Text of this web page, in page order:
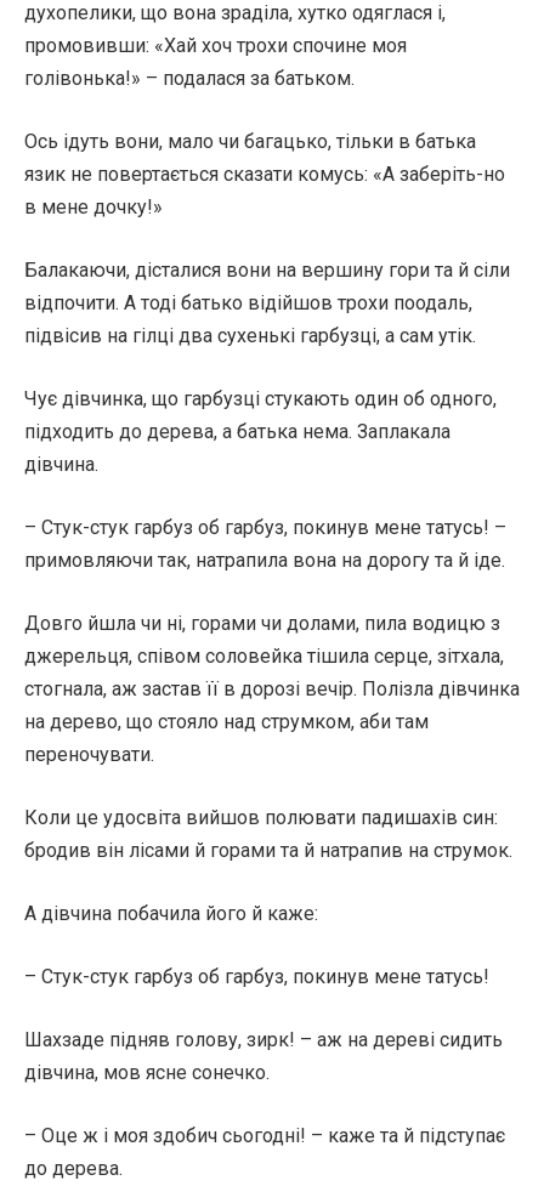
духопелики, що вона зраділа, хутко одяглася і,
промовивши: «Хай хоч трохи спочине моя
голівонька!» – подалася за батьком.
Ось ідуть вони, мало чи багацько, тільки в батька
язик не повертається сказати комусь: «А заберіть-но
в мене дочку!»
Балакаючи, дісталися вони на вершину гори та й сіли
відпочити. А тоді батько відійшов трохи поодаль,
підвісив на гілці два сухенькі гарбузці, а сам утік.
Чує дівчинка, що гарбузці стукають один об одного,
підходить до дерева, а батька нема. Заплакала
дівчина.
– Стук-стук гарбуз об гарбуз, покинув мене татусь! –
примовляючи так, натрапила вона на дорогу та й іде.
Довго йшла чи ні, горами чи долами, пила водицю з
джерельця, співом соловейка тішила серце, зітхала,
стогнала, аж застав її в дорозі вечір. Полізла дівчинка
на дерево, що стояло над струмком, аби там
переночувати.
Коли це удосвіта вийшов полювати падишахів син:
бродив він лісами й горами та й натрапив на струмок.
А дівчина побачила його й каже:
– Стук-стук гарбуз об гарбуз, покинув мене татусь!
Шахзаде підняв голову, зирк! – аж на дереві сидить
дівчина, мов ясне сонечко.
– Оце ж і моя здобич сьогодні! – каже та й підступає
до дерева.